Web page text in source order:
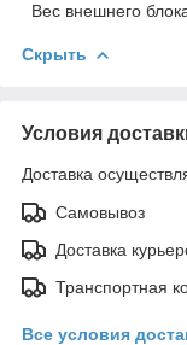
Вес внешнего
Скрыть
Условия
Доставка
Самовывоз
Доставка
Транспортная
Все условия